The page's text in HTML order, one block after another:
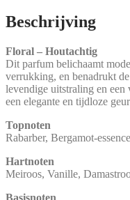
Beschrijving
Floral – Houtachtig
Dit parfum belichaamt
verrukking, en benadrukt
levendige uitstraling en
een elegante en tijdloze
Topnoten
Rabarber, Bergamot-
Hartnoten
Meiroos, Vanille,
Basisnoten